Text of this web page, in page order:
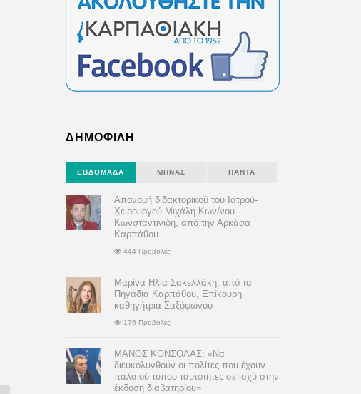
ΔΗΜΟΦΙΛΗ
ΕΒΔΟΜΆΔΑ ΜΉΝΑΣ ΠΆΝΤΑ
Απονομή διδακτορικού του Ιατρού-
Χειρουργού Μιχάλη Κων/νου
Κωνσταντινιδη, από την Αρκάσα
Καρπάθου
444 Προβολές
Μαρίνα Ηλία Σακελλάκη, από τα
Πηγάδια Καρπάθου, Επίκουρη
καθηγήτρια Σαξόφωνου
176 Προβολές
ΜΑΝΟΣ ΚΟΝΣΟΛΑΣ: «Να
διευκολυνθούν οι πολίτες που έχουν
παλαιού τύπου ταυτότητες σε ισχύ στην
έκδοση διαβατηρίου»